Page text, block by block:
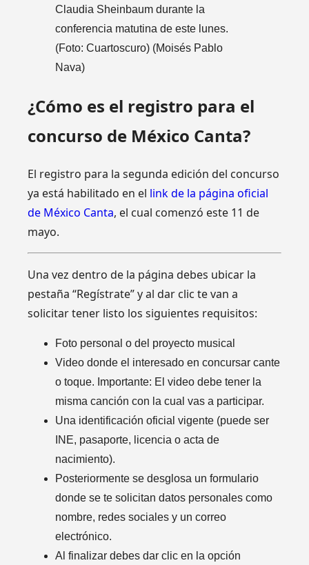
Claudia Sheinbaum durante la
conferencia matutina de este lunes.
(Foto: Cuartoscuro) (Moisés Pablo
Nava)
¿Cómo es el registro para el
concurso de México Canta?
El registro para la segunda edición del concurso
ya está habilitado en el link de la página oficial
de México Canta, el cual comenzó este 11 de
mayo.
Una vez dentro de la página debes ubicar la
pestaña “Regístrate” y al dar clic te van a
solicitar tener listo los siguientes requisitos:
Foto personal o del proyecto musical
Video donde el interesado en concursar cante
o toque. Importante: El video debe tener la
misma canción con la cual vas a participar.
Una identificación oficial vigente (puede ser
INE, pasaporte, licencia o acta de
nacimiento).
Posteriormente se desglosa un formulario
donde se te solicitan datos personales como
nombre, redes sociales y un correo
electrónico.
Al finalizar debes dar clic en la opción